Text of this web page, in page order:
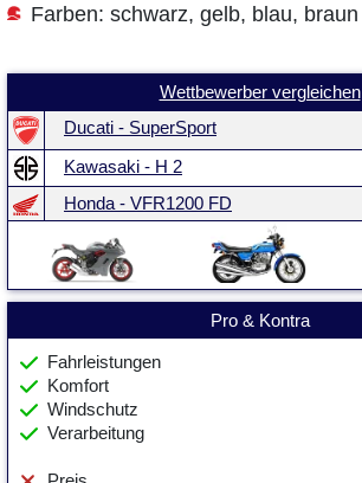
Farben: schwarz, gelb, blau, braun
Wettbewerber vergleichen
Ducati - SuperSport
Kawasaki - H 2
Honda - VFR1200 FD
Pro & Kontra
Fahrleistungen
Komfort
Windschutz
Verarbeitung